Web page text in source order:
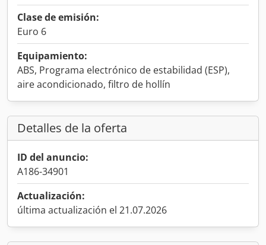
Clase de emisión:
Euro 6
Equipamiento:
ABS, Programa electrónico de estabilidad (ESP),
aire acondicionado, filtro de hollín
Detalles de la oferta
ID del anuncio:
A186-34901
Actualización:
última actualización el 21.07.2026